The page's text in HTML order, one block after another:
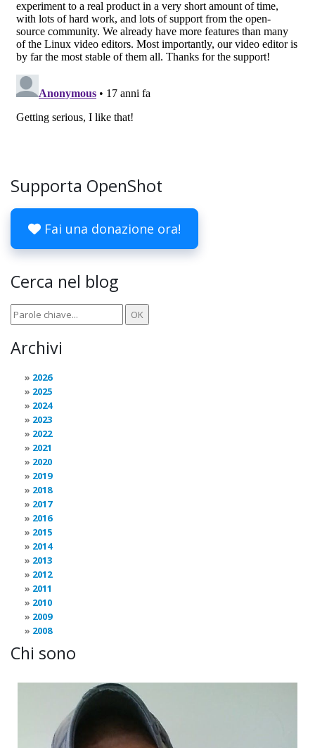
Supporta OpenShot
Fai una donazione ora!
Cerca nel blog
Archivi
2026
2025
2024
2023
2022
2021
2020
2019
2018
2017
2016
2015
2014
2013
2012
2011
2010
2009
2008
Chi sono